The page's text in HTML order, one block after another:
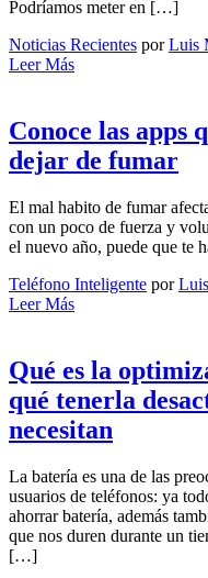
Podríamos meter en […]
Noticias Recientes porLuis
Leer Más
Conoce las apps
dejar de fumar
El mal habito de fumar
con un poco de fuerza y
el nuevo año, puede que te
Teléfono Inteligente por
Leer Más
Qué es la
qué tenerla
necesitan
La batería es una de las
usuarios de teléfonos: ya
ahorrar batería, además
que nos duren durante un
[…]